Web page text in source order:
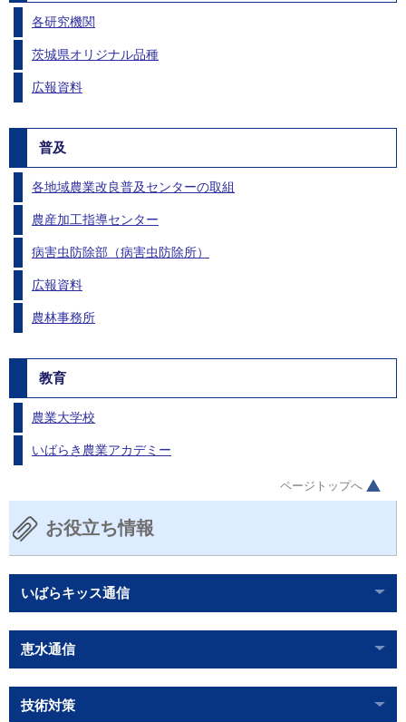
各研究機関
茨城県オリジナル品種
広報資料
普及
各地域農業改良普及センターの取組
農産加工指導センター
病害虫防除部（病害虫防除所）
広報資料
農林事務所
教育
農業大学校
いばらき農業アカデミー
ページトップへ
お役立ち情報
いばらキッス通信
恵水通信
技術対策